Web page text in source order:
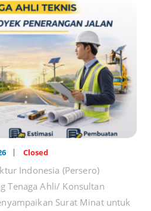
Closed
Indonesia (Persero)
Tenaga Ahli/ Konsultan
Surat Minat untuk